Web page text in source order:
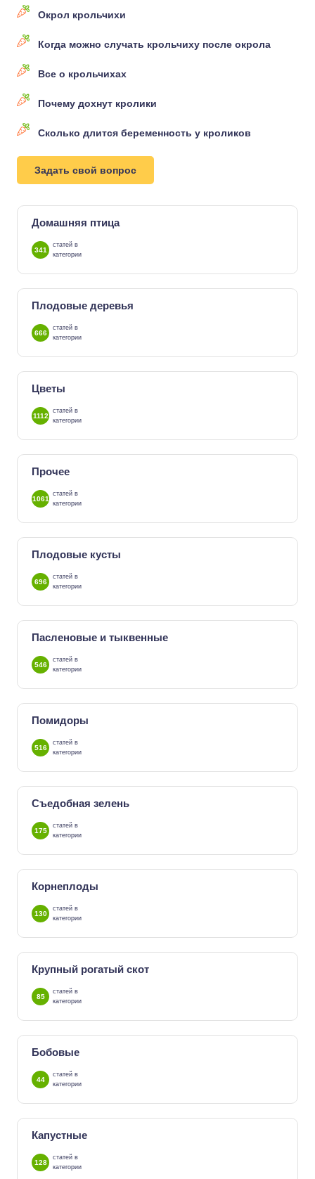
Окрол крольчихи
Когда можно случать крольчиху после окрола
Все о крольчихах
Почему дохнут кролики
Сколько длится беременность у кроликов
Задать свой вопрос
Домашняя птица
341
статей в
категории
Плодовые деревья
666
статей в
категории
Цветы
1112
статей в
категории
Прочее
1061
статей в
категории
Плодовые кусты
696
статей в
категории
Пасленовые и тыквенные
546
статей в
категории
Помидоры
516
статей в
категории
Съедобная зелень
175
статей в
категории
Корнеплоды
130
статей в
категории
Крупный рогатый скот
85
статей в
категории
Бобовые
44
статей в
категории
Капустные
128
статей в
категории